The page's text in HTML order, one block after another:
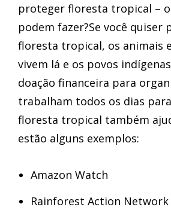
proteger floresta tropical –
podem fazer?Se você quiser
floresta tropical, os animais
vivem lá e os povos
doação financeira para
trabalham todos os dias
floresta tropical também
estão alguns exemplos:
Amazon Watch
Rainforest Action Network